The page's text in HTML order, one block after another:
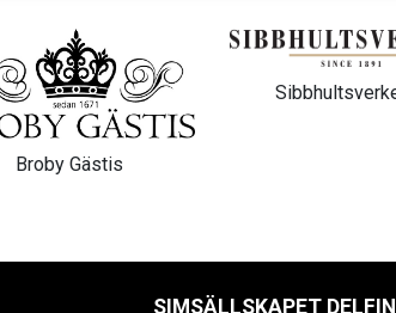
Sibbhultsverken
SIMSÄLLSKAPET DELFIN